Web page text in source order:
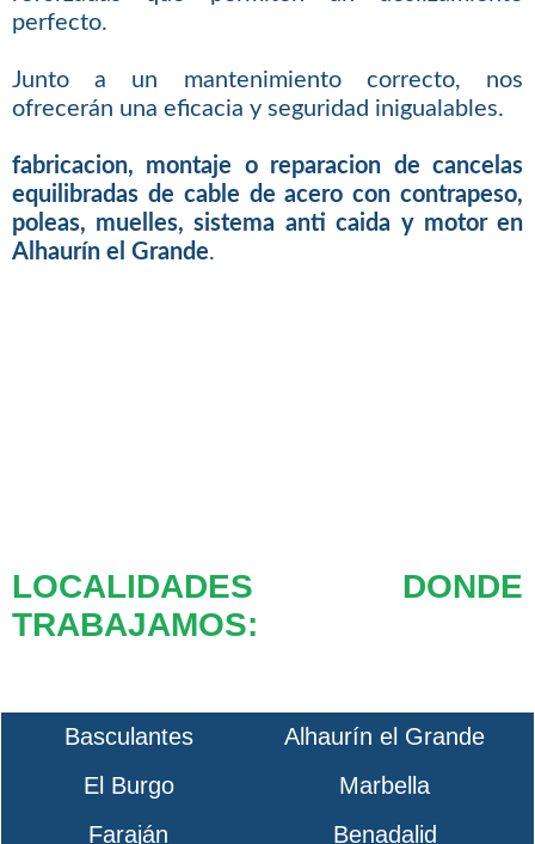
perfecto.
Junto a un mantenimiento correcto, nos
ofrecerán una eficacia y seguridad inigualables.
fabricacion, montaje o reparacion de cancelas
equilibradas de cable de acero con contrapeso,
poleas, muelles, sistema anti caida y motor en
Alhaurín el Grande.
LOCALIDADES DONDE
TRABAJAMOS:
Basculantes
Alhaurín el Grande
El Burgo
Marbella
Faraján
Benadalid